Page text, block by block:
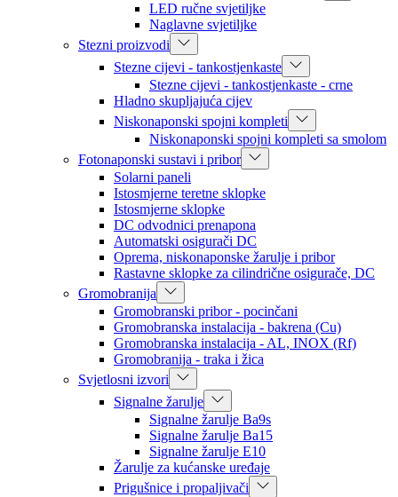
LED ručne svjetiljke
Naglavne svjetiljke
Stezni proizvodi
Stezne cijevi - tankostjenkaste
Stezne cijevi - tankostjenkaste - crne
Hladno skupljajuća cijev
Niskonaponski spojni kompleti
Niskonaponski spojni kompleti sa smolom
Fotonaponski sustavi i pribor
Solarni paneli
Istosmjerne teretne sklopke
Istosmjerne sklopke
DC odvodnici prenapona
Automatski osigurači DC
Oprema, niskonaponske žarulje i pribor
Rastavne sklopke za cilindrične osigurače, DC
Gromobranija
Gromobranski pribor - pocinčani
Gromobranska instalacija - bakrena (Cu)
Gromobranska instalacija - AL, INOX (Rf)
Gromobranija - traka i žica
Svjetlosni izvori
Signalne žarulje
Signalne žarulje Ba9s
Signalne žarulje Ba15
Signalne žarulje E10
Žarulje za kućanske uređaje
Prigušnice i propaljivači